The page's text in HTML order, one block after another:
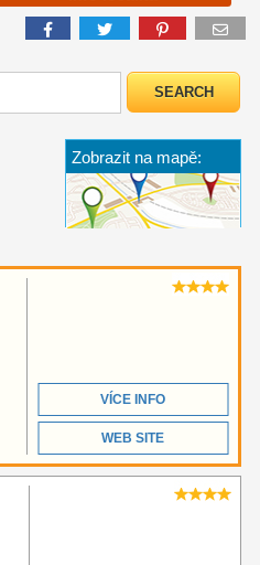
Zobrazit na mapě:
VÍCE INFO
WEB SITE
OVER 1KM
IN THE
GOLFO DI
GAETA
OVER 1KM